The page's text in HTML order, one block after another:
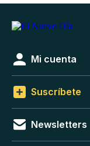
Mi cuenta
Suscríbete
Newsletters